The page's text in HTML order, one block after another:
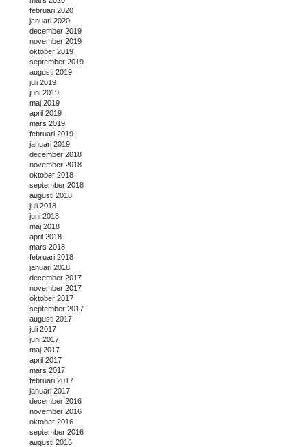
februari 2020
januari 2020
december 2019
november 2019
oktober 2019
september 2019
augusti 2019
juli 2019
juni 2019
maj 2019
april 2019
mars 2019
februari 2019
januari 2019
december 2018
november 2018
oktober 2018
september 2018
augusti 2018
juli 2018
juni 2018
maj 2018
april 2018
mars 2018
februari 2018
januari 2018
december 2017
november 2017
oktober 2017
september 2017
augusti 2017
juli 2017
juni 2017
maj 2017
april 2017
mars 2017
februari 2017
januari 2017
december 2016
november 2016
oktober 2016
september 2016
augusti 2016